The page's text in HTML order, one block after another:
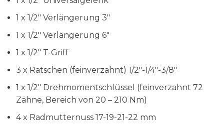
1 x 1/2″ Verlängerung 3″
1 x 1/2″ Verlängerung 6″
1 x 1/2″ T-Griff
3 x Ratschen (feinverzahnt) 1/2″-1/4″-3/8″
1 x 1/2″ Drehmomentschlüssel (feinverzahnt 72
Zähne, Bereich von 20 – 210 Nm)
4 x Radmutternuss 17-19-21-22 mm